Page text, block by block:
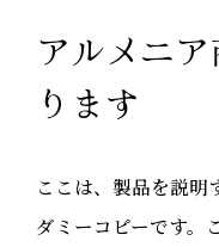
アルメニ
ります
ここは、製品を説明
ダミーコピーです。